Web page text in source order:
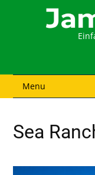
Menu
Sea